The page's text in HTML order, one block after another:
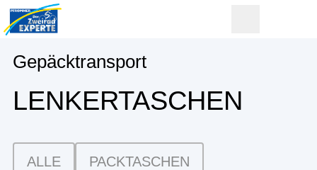
Gepäcktransport
LENKERTASCHEN
ALLE PACKTASCHEN